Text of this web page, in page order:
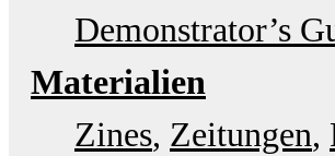
Demonstrator’s
Materialien
Zines Zeitungen